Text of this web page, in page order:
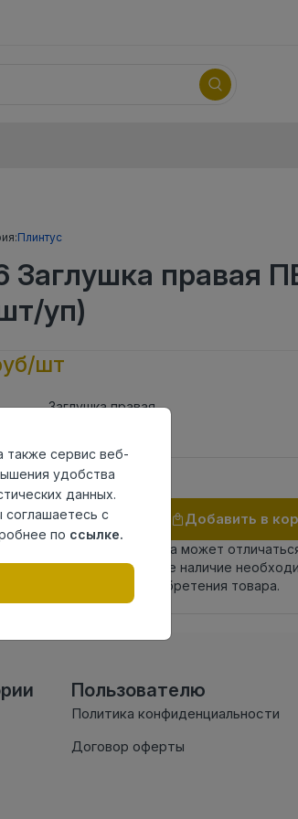
Плинтус
Заглушка правая
уп)
шт
Заглушка правая
85 шт
Добавить в
Внешний вид товара может
сайте. Проверяйте наличие
в момент приобретения товара.
Пользователю
Политика конфиденциальности
Договор оферты
также сервис веб-
удобства
данных.
с
по ссылке.